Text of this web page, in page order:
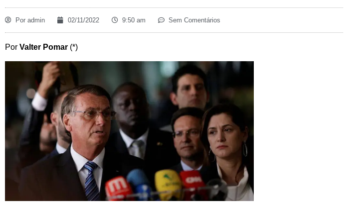
Por admin 02/11/2022 9:50 am Sem Comentários
Por Valter Pomar (*)